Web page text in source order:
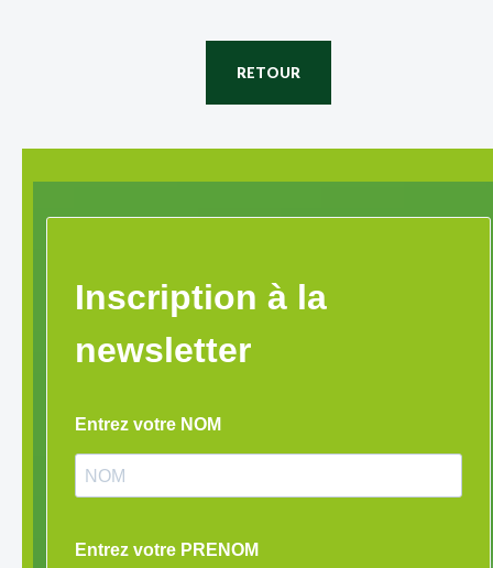
RETOUR
Inscription à la
newsletter
Entrez votre NOM
Entrez votre PRENOM